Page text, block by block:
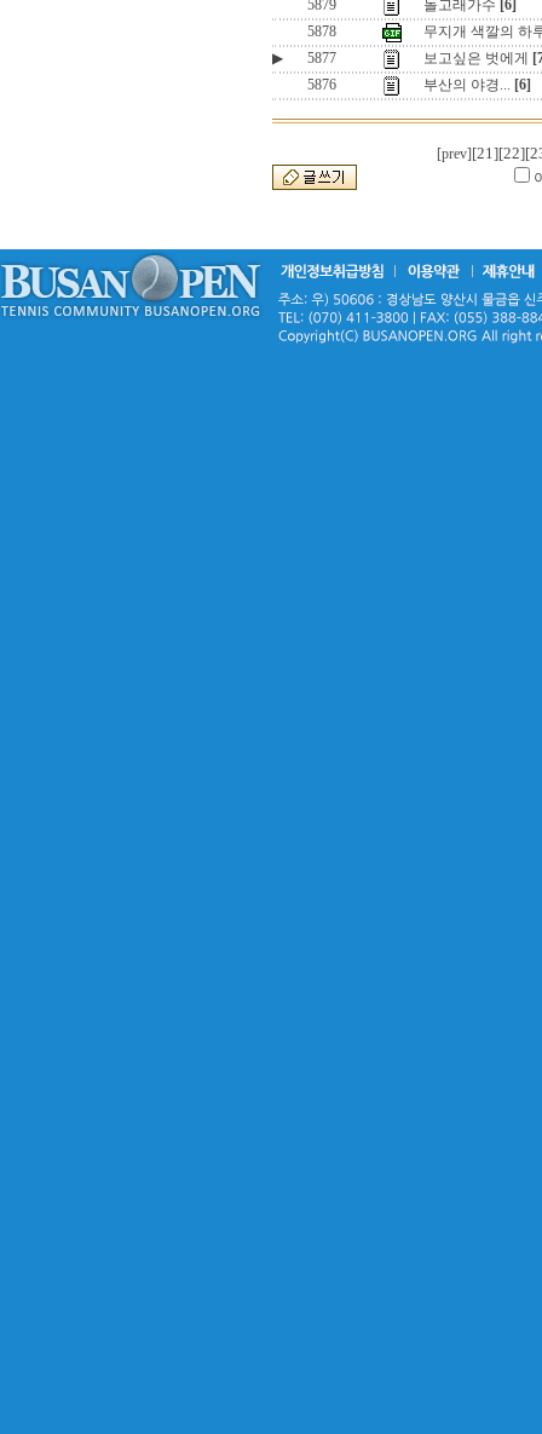
5879
돌고래가수 [6]
5878
무지개 색깔의 하
▶
5877 보고싶은 벗에게
5876
부산의 야경... [6]
[prev] [21][22]